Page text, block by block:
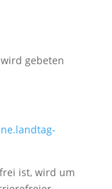
gebeten
ist, wird um